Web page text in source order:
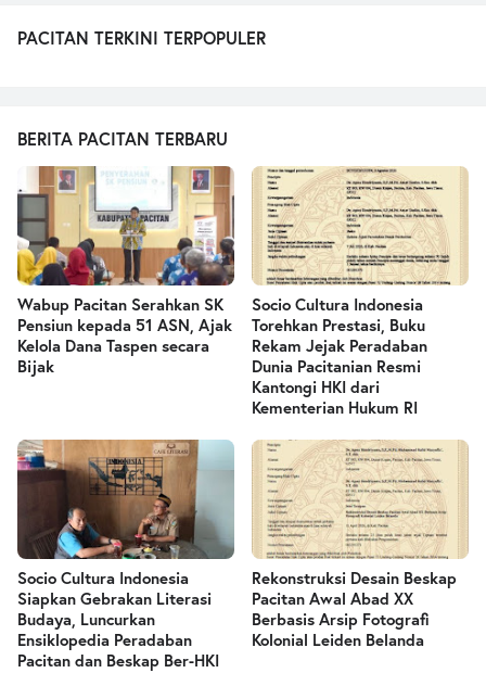
PACITAN TERKINI TERPOPULER
BERITA PACITAN TERBARU
Wabup Pacitan Serahkan SK
Pensiun kepada 51 ASN, Ajak
Kelola Dana Taspen secara
Bijak
Socio Cultura Indonesia
Torehkan Prestasi, Buku
Rekam Jejak Peradaban
Dunia Pacitanian Resmi
Kantongi HKI dari
Kementerian Hukum RI
Socio Cultura Indonesia
Siapkan Gebrakan Literasi
Budaya, Luncurkan
Ensiklopedia Peradaban
Pacitan dan Beskap Ber-HKI
Rekonstruksi Desain Beskap
Pacitan Awal Abad XX
Berbasis Arsip Fotografi
Kolonial Leiden Belanda